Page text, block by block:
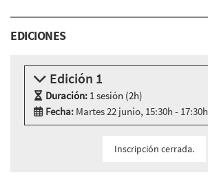
EDICIONES
Edición 1
Duración: 1 sesión (2h)
Fecha: Martes 22 junio, 15:30h - 17:30h
Inscripción cerrada.